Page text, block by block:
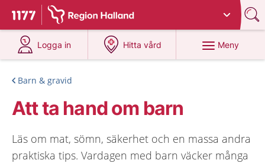
Till startsidan för 1177
Du har valt region Halland
Logga in
på 1177.se
Hitta vård
på 1177.se
Meny
Barn & gravid
Att ta hand om barn
Läs om mat, sömn, säkerhet och en massa andra
praktiska tips. Vardagen med barn väcker många